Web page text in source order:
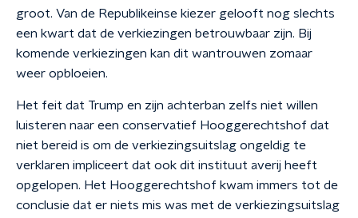
groot. Van de Republikeinse kiezer gelooft nog slechts
een kwart dat de verkiezingen betrouwbaar zijn. Bij
komende verkiezingen kan dit wantrouwen zomaar
weer opbloeien.
Het feit dat Trump en zijn achterban zelfs niet willen
luisteren naar een conservatief Hooggerechtshof dat
niet bereid is om de verkiezingsuitslag ongeldig te
verklaren impliceert dat ook dit instituut averij heeft
opgelopen. Het Hooggerechtshof kwam immers tot de
conclusie dat er niets mis was met de verkiezingsuitslag